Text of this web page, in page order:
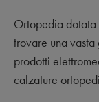
Ortopedia
trovare una
prodotti
calzature